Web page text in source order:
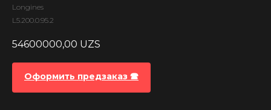
Longines
L5.200.0.95.2
54600000,00 UZS
Оформить предзаказ 🕿